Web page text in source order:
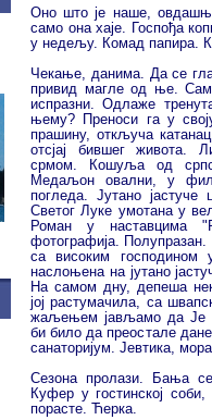
Оно што је наше,
само она хаје. Госпођа
у недељу. Комад папира.
Чекање, данима. Да се
привид магле од ње.
испразни. Одлаже
њему? Преноси га у
прашину, откључа
отсјај бившег живота.
срмом. Кошуља од
Медаљон овални, у
погледа. Јутано
Светог Луке умотана у
Роман у наставцима
фотографија.
са високим
наслоњена на јутано
На самом дну, депеша
јој растумачила, са
жаљењем јављамо да Је
би било да преостале
санаторијум. Јевтика,
Сезона пролази. Бања
Куфер у гостинској
порасте. Ћерка.